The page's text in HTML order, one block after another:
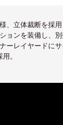
、立体裁断を採
ョンを装備し、
ーレイヤードに
。